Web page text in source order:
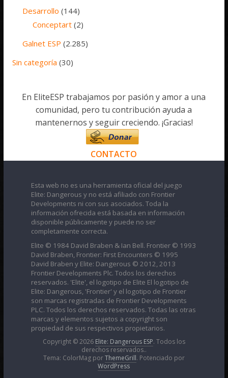
Desarrollo (144)
Conceptart (2)
Galnet ESP (2.285)
Sin categoría (30)
En EliteESP trabajamos por pasión y amor a una
comunidad, pero tu contribución ayuda a
mantenernos y seguir creciendo. ¡Gracias!
CONTACTO
Esta web no es una herramienta oficial del juego
Elite: Dangerous y no está afiliado con Frontier
Developments ni con sus asociados. Toda la
información ofrecida está basada en información
disponible públicamente y puede no ser
completamente correcta.
Elite © 1984 David Braben & Ian Bell. Frontier © 1993
David Braben, Frontier: First Encounters © 1995
David Braben y Elite: Dangerous © 2012, 2013
Frontier Developments Plc. Todos los derechos
reservados. 'Elite', el logotipo de Elite El logotipo de
Elite: Dangerous, 'Frontier' y el logotipo de Frontier
son marcas registradas de Frontier Developments
PLC. Todos los derechos reservados. Todas las otras
marcas y elementos sujetos a copyright son
propiedad de sus respectivos propietarios.
Copyright © 2026 Elite: Dangerous ESP. Todos los
derechos reservados..
Tema: ColorMag porThemeGrill. Potenciado por
WordPress